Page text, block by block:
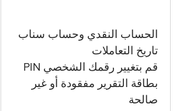
الحساب النقدي وحساب سناب
تاريخ التعاملات
قم بتغيير رقمك الشخصي PIN
بطاقة التقرير مفقودة أو غير
صالحة